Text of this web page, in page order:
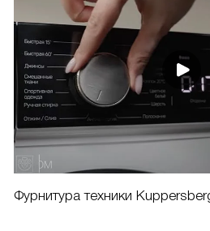
Фурнитура техники